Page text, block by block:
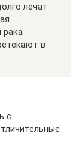
лечат
рака
в
с